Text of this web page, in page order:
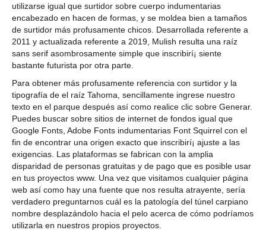
utilizarse igual que surtidor sobre cuerpo indumentarias
encabezado en hacen de formas, y se moldea bien a tamaños
de surtidor más profusamente chicos. Desarrollada referente a
2011 y actualizada referente a 2019, Mulish resulta una raíz
sans serif asombrosamente simple que inscribirí¡ siente
bastante futurista por otra parte.
Para obtener más profusamente referencia con surtidor y la
tipografía de el raíz Tahoma, sencillamente ingrese nuestro
texto en el parque después así­ como realice clic sobre Generar.
Puedes buscar sobre sitios de internet de fondos igual que
Google Fonts, Adobe Fonts indumentarias Font Squirrel con el
fin de encontrar una origen exacto que inscribirí¡ ajuste a las
exigencias. Las plataformas se fabrican con la amplia
disparidad de personas gratuitas y de pago que es posible usar
en tus proyectos www. Una vez que visitamos cualquier página
web así­ como hay una fuente que nos resulta atrayente, serí­a
verdadero preguntarnos cuál es la patologí­a del túnel carpiano
nombre desplazándolo hacia el pelo acerca de cómo podrí­amos
utilizarla en nuestros propios proyectos.